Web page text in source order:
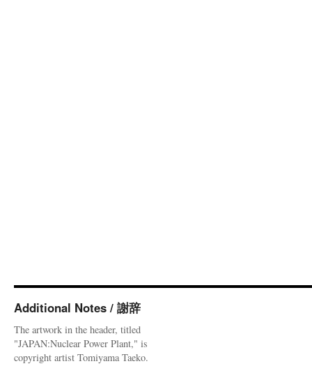
Additional Notes / 謝辞
The artwork in the header, titled
"JAPAN:Nuclear Power Plant," is
copyright artist Tomiyama Taeko.